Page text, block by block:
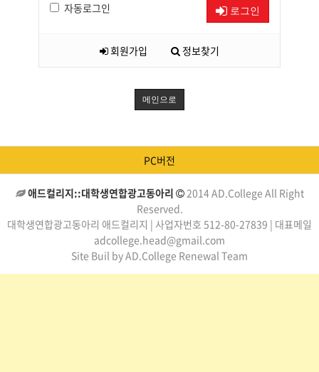
자동로그인 로그인
회원가입 정보찾기
메인으로
PC버전
애드컬리지::대학생연합광고동아리
2014 AD.College All Right
Reserved.
대학생연합광고동아리 애드컬리지 | 사업자번호 512-80-27839 | 대표메일
adcollege.head@gmail.com
Site Buil by AD.College Renewal Team